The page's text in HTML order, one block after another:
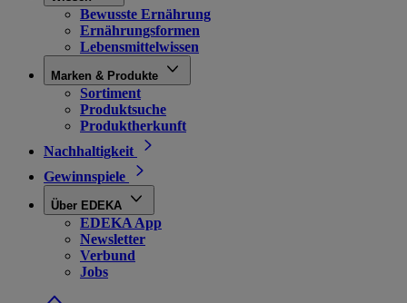
Bewusste Ernährung
Ernährungsformen
Lebensmittelwissen
Marken & Produkte
Sortiment
Produktsuche
Produktherkunft
Nachhaltigkeit
Gewinnspiele
Über EDEKA
EDEKA App
Newsletter
Verbund
Jobs